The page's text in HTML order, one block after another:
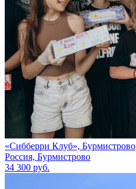
«Сибберри Клуб», Бурмистрово
Россия, Бурмистрово
34 300 руб.